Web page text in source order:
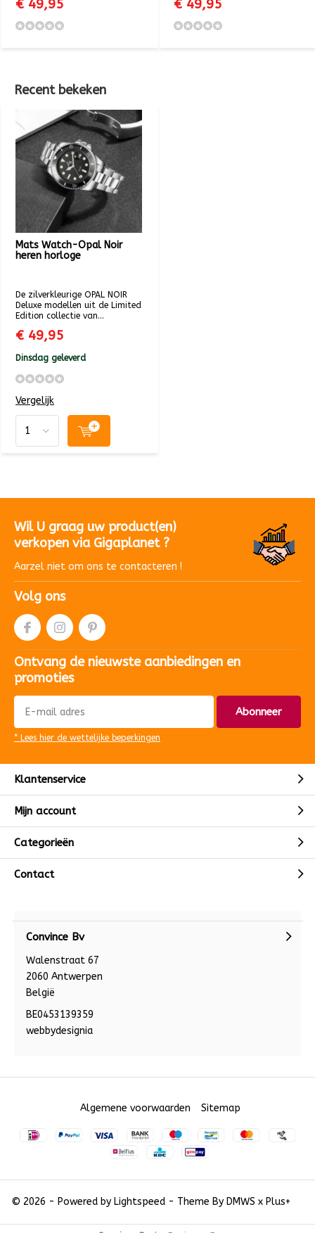
€ 49,95 € 49,95
Recent bekeken
Mats Watch-Opal Noir
heren horloge
De zilverkleurige OPAL NOIR
Deluxe modellen uit de Limited
Edition collectie van...
€ 49,95
Dinsdag geleverd
Vergelijk
Wil U graag uw product(en)
verkopen via Gigaplanet ?
Aarzel niet om ons te contacteren !
Volg ons
Ontvang de nieuwste aanbiedingen en
promoties
Abonneer
* Lees hier de wettelijke beperkingen
Klantenservice
Mijn account
Categorieën
Contact
Convince Bv
Walenstraat 67
2060 Antwerpen
België
BE0453139359
webbydesignia
© 2026 - Powered by Lightspeed- Theme By DMWS x Plus+
Algemene voorwaarden Sitemap